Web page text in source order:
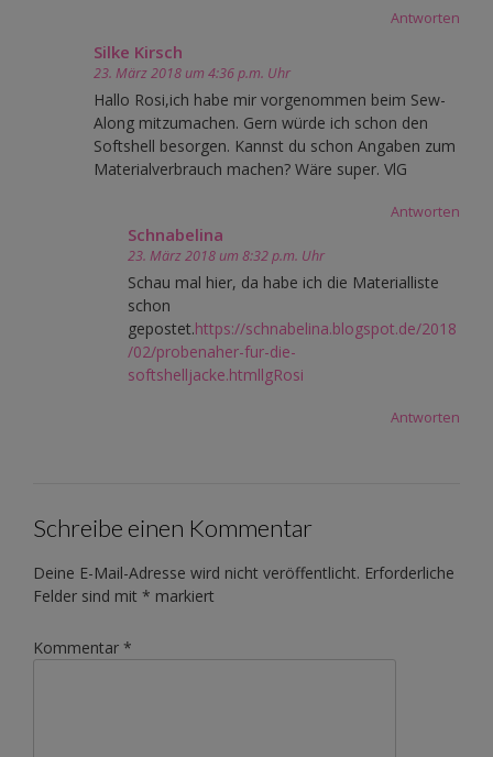
Antworten
Silke Kirsch
23. März 2018 um 4:36 p.m. Uhr
Hallo Rosi,ich habe mir vorgenommen beim Sew-
Along mitzumachen. Gern würde ich schon den
Softshell besorgen. Kannst du schon Angaben zum
Materialverbrauch machen? Wäre super. VlG
Antworten
Schnabelina
23. März 2018 um 8:32 p.m. Uhr
Schau mal hier, da habe ich die Materialliste
schon
gepostet.https://schnabelina.blogspot.de/2018
/02/probenaher-fur-die-
softshelljacke.htmllgRosi
Antworten
Schreibe einen Kommentar
Deine E-Mail-Adresse wird nicht veröffentlicht. Erforderliche
Felder sind mit * markiert
Kommentar *